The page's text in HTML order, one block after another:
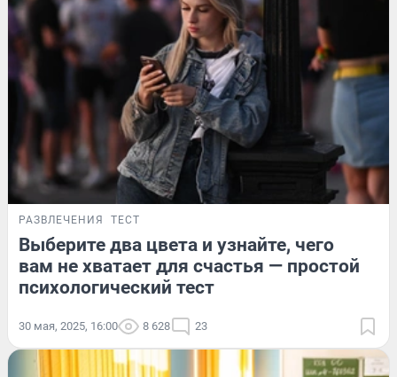
РАЗВЛЕЧЕНИЯ ТЕСТ
Выберите два цвета и узнайте, чего
вам не хватает для счастья — простой
психологический тест
30 мая, 2025, 16:00 8 628 23